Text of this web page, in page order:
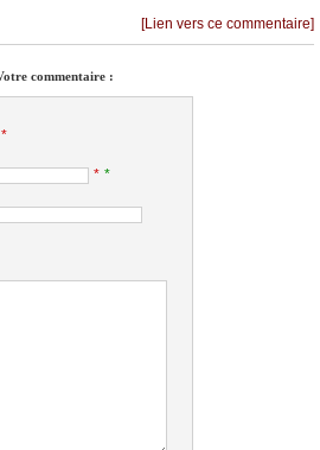
[Lien vers ce commentaire]
commentaire :
*
* *